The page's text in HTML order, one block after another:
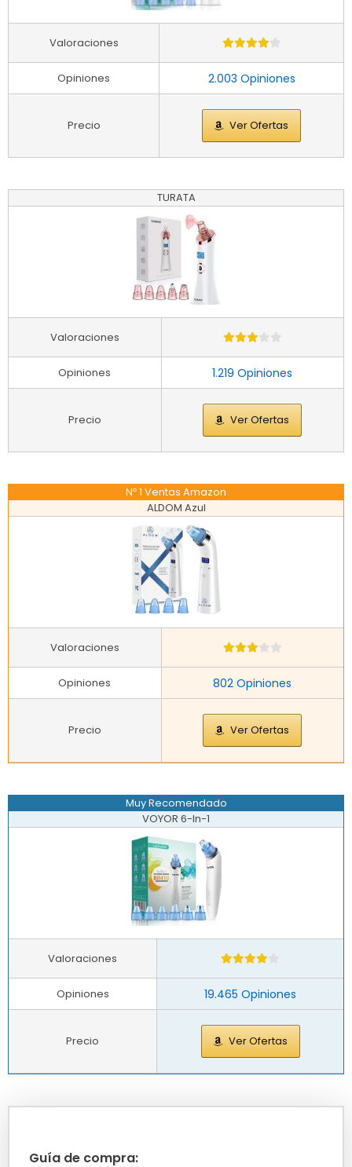
2.003 Opiniones
Ver Ofertas
Valoraciones
Opiniones
Precio
TURATA
1.219 Opiniones
Ver Ofertas
Valoraciones
Opiniones
Precio
Nº 1 Ventas Amazon
ALDOM Azul
802 Opiniones
Ver Ofertas
Valoraciones
Opiniones
Precio
Muy Recomendado
VOYOR 6-In-1
19.465 Opiniones
Ver Ofertas
Valoraciones
Opiniones
Precio
Guía de compra: